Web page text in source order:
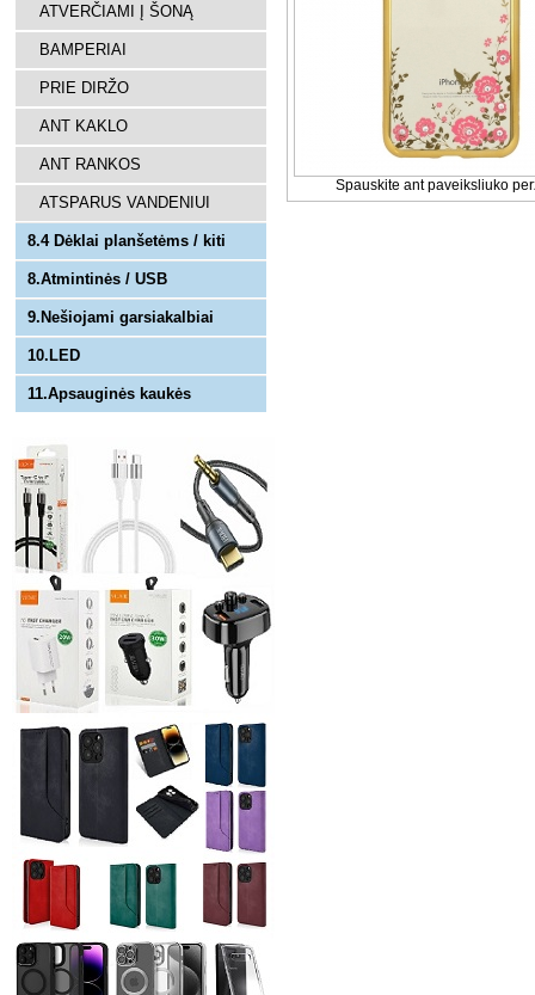
ATVERČIAMI Į ŠONĄ
BAMPERIAI
PRIE DIRŽO
ANT KAKLO
ANT RANKOS
ATSPARUS VANDENIUI
8.4 Dėklai planšetėms / kiti
8.Atmintinės / USB
9.Nešiojami garsiakalbiai
10.LED
11.Apsauginės kaukės
Spauskite ant paveiksliuko